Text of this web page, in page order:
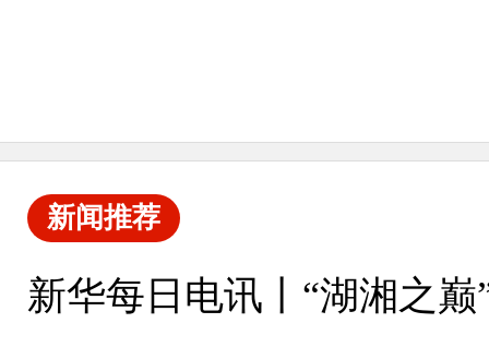
新闻推荐
新华每日电讯丨“湖湘之